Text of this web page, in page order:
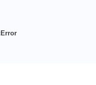
Error: